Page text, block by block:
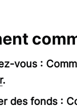
vous :
.
des fonds :